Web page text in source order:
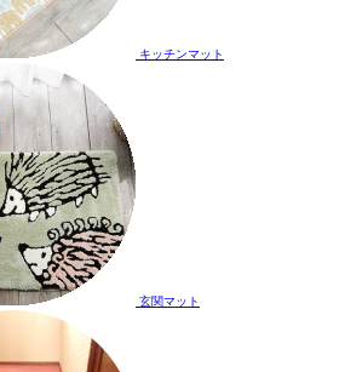
キッチンマット
玄関マット